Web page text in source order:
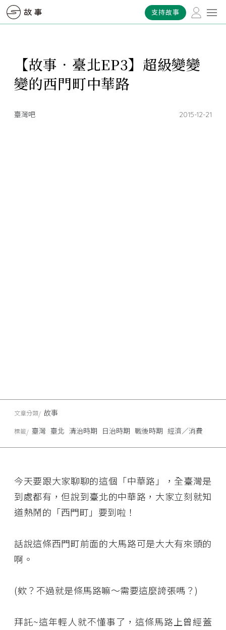
支持故事
【故事．臺北EP3】超級變變
變的西門町中華路
臺灣吧 2015-12-21
今天要跟大家聊聊的這個「中華路」，全臺灣是
到處都有，但說到臺北的中華路，大家立刻就知
道熱鬧的「西門町」要到啦！
話說這條西門町前面的大馬路可是大大有來頭的
啊。
(欸？不過就是條馬路嘛～需要這麼誇張嗎？)
拜託~這年輕人就不懂事了，這條馬路上曾經蓋
文章分類 故事
標籤 臺灣 臺北 清治時期 日治時期 戰後時期 經濟／消費